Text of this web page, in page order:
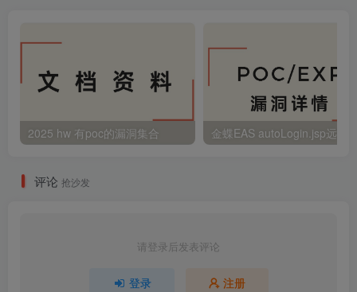
2025 hw 有poc的漏洞集合
评论 抢沙发
请登录后发表评论
登录 注册